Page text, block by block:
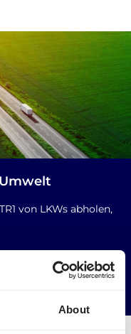
About
von LKWs abholen,